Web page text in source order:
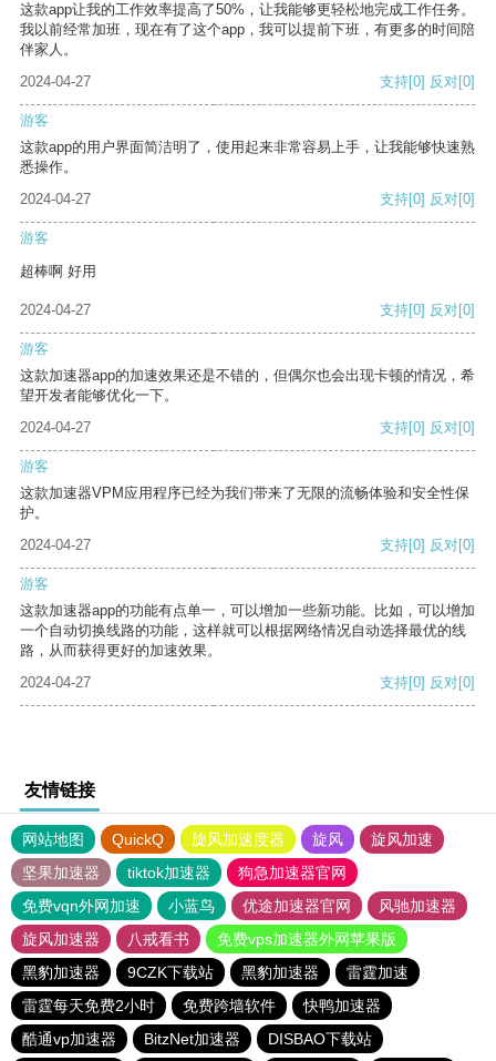
这款app让我的工作效率提高了50%，让我能够更轻松地完成工作任务。
我以前经常加班，现在有了这个app，我可以提前下班，有更多的时间陪
伴家人。
2024-04-27
支持[0] 反对[0]
游客
这款app的用户界面简洁明了，使用起来非常容易上手，让我能够快速熟
悉操作。
2024-04-27
支持[0] 反对[0]
游客
超棒啊 好用
2024-04-27 支持[0] 反对[0]
游客
这款加速器app的加速效果还是不错的，但偶尔也会出现卡顿的情况，希
望开发者能够优化一下。
2024-04-27
支持[0] 反对[0]
游客
这款加速器VPM应用程序已经为我们带来了无限的流畅体验和安全性保
护。
2024-04-27
支持[0] 反对[0]
游客
这款加速器app的功能有点单一，可以增加一些新功能。比如，可以增加
一个自动切换线路的功能，这样就可以根据网络情况自动选择最优的线
路，从而获得更好的加速效果。
2024-04-27
支持[0] 反对[0]
友情链接
网站地图 QuickQ 旋风加速度器 旋风
旋风加速
坚果加速器
tiktok加速器
狗急加速器官网
免费vqn外网加速
小蓝鸟 优途加速器官网
风驰加速器
旋风加速器
八戒看书
免费vps加速器外网苹果版
黑豹加速器
9CZK下载站 黑豹加速器
雷霆加速
雷霆每天免费2小时
免费跨墙软件
快鸭加速器
酷通vp加速器
BitzNet加速器 DISBAO下载站